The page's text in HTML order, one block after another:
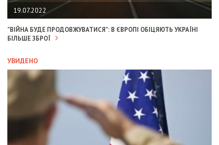
19.07.2022
"ВІЙНА БУДЕ ПРОДОВЖУВАТИСЯ": В ЄВРОПІ ОБІЦЯЮТЬ УКРАЇНІ
БІЛЬШЕ ЗБРОЇ
УВИДЕНО